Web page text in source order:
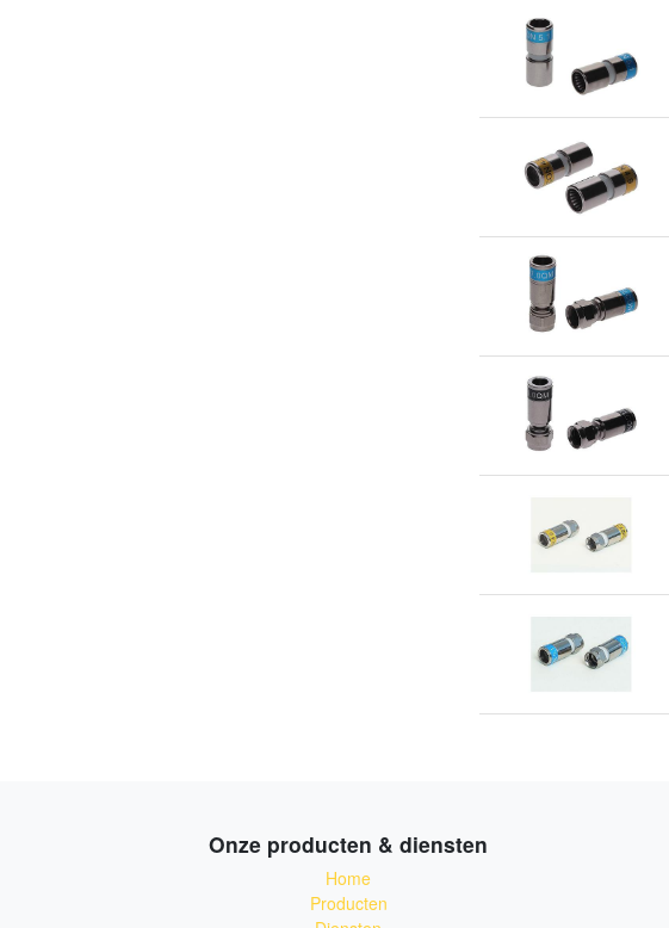
Onze producten & diensten
Home
Producten